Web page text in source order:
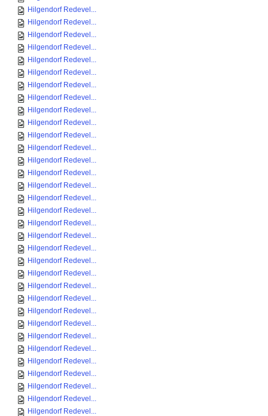
Hilgendorf Redevel...
Hilgendorf Redevel...
Hilgendorf Redevel...
Hilgendorf Redevel...
Hilgendorf Redevel...
Hilgendorf Redevel...
Hilgendorf Redevel...
Hilgendorf Redevel...
Hilgendorf Redevel...
Hilgendorf Redevel...
Hilgendorf Redevel...
Hilgendorf Redevel...
Hilgendorf Redevel...
Hilgendorf Redevel...
Hilgendorf Redevel...
Hilgendorf Redevel...
Hilgendorf Redevel...
Hilgendorf Redevel...
Hilgendorf Redevel...
Hilgendorf Redevel...
Hilgendorf Redevel...
Hilgendorf Redevel...
Hilgendorf Redevel...
Hilgendorf Redevel...
Hilgendorf Redevel...
Hilgendorf Redevel...
Hilgendorf Redevel...
Hilgendorf Redevel...
Hilgendorf Redevel...
Hilgendorf Redevel...
Hilgendorf Redevel...
Hilgendorf Redevel...
Hilgendorf Redevel...